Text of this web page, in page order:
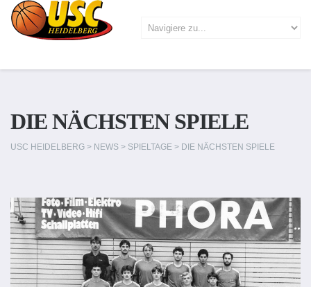
DIE NÄCHSTEN SPIELE
USC HEIDELBERG > NEWS > SPIELTAGE > DIE NÄCHSTEN SPIELE